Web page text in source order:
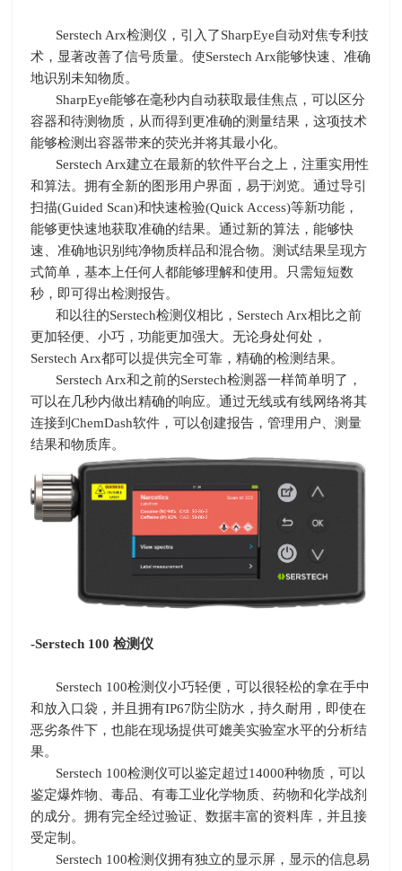
Serstech Arx检测仪，引入了SharpEye自动对焦专利技
术，显著改善了信号质量。使Serstech Arx能够快速、准确
地识别未知物质。
SharpEye能够在毫秒内自动获取最佳焦点，可以区分
容器和待测物质，从而得到更准确的测量结果，这项技术
能够检测出容器带来的荧光并将其最小化。
Serstech Arx建立在最新的软件平台之上，注重实用性
和算法。拥有全新的图形用户界面，易于浏览。通过导引
扫描(Guided Scan)和快速检验(Quick Access)等新功能，
能够更快速地获取准确的结果。通过新的算法，能够快
速、准确地识别纯净物质样品和混合物。测试结果呈现方
式简单，基本上任何人都能够理解和使用。只需短短数
秒，即可得出检测报告。
和以往的Serstech检测仪相比， Serstech Arx相比之前
更加轻便、小巧，功能更加强大。无论身处何处，
Serstech Arx都可以提供完全可靠，精确的检测结果。
Serstech Arx和之前的Serstech检测器一样简单明了，
可以在几秒内做出精确的响应。通过无线或有线网络将其
连接到ChemDash软件，可以创建报告，管理用户、测量
结果和物质库。
-Serstech 100 检测仪
Serstech 100检测仪小巧轻便，可以很轻松的拿在手中
和放入口袋，并且拥有IP67防尘防水，持久耐用，即使在
恶劣条件下，也能在现场提供可媲美实验室水平的分析结
果。
Serstech 100检测仪可以鉴定超过14000种物质，可以
鉴定爆炸物、毒品、有毒工业化学物质、药物和化学战剂
的成分。拥有完全经过验证、数据丰富的资料库，并且接
受定制。
Serstech 100检测仪拥有独立的显示屏，显示的信息易